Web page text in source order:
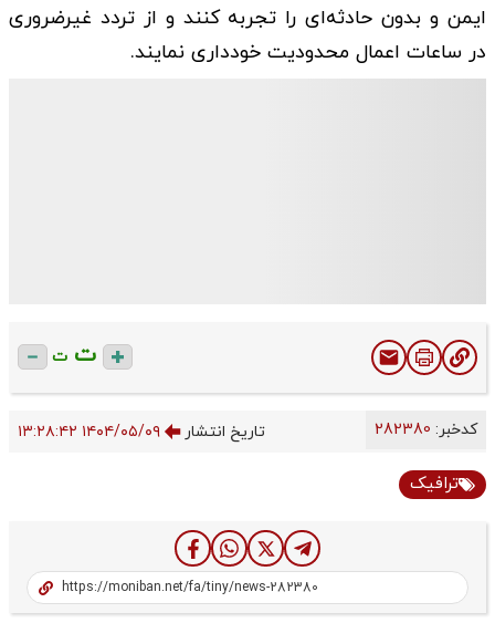
ایمن و بدون حادثه‌ای را تجربه کنند و از تردد غیرضروری
در ساعات اعمال محدودیت خودداری نمایند.
ت ت
کدخبر: تاریخ انتشار ۱۴۰۴/۰۵/۰۹ ۱۳:۲۸:۴۲
ترافیک